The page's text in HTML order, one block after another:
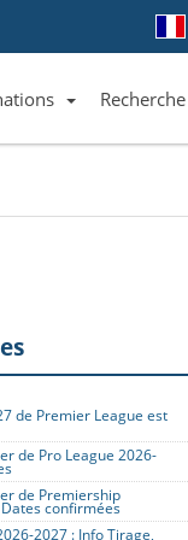
Recherche
de Premier League est
de Pro League 2026-
de Premiership
confirmées
2027 : Info Tirage,